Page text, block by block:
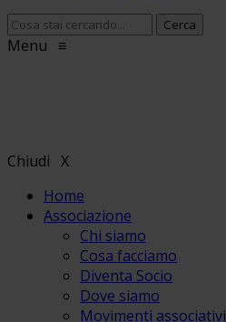
Menu ≡
Chiudi X
Home
Associazione
Chi siamo
Cosa facciamo
Diventa Socio
Dove siamo
Movimenti associativi